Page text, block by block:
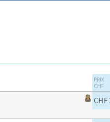
PRIX
CHF
CHF